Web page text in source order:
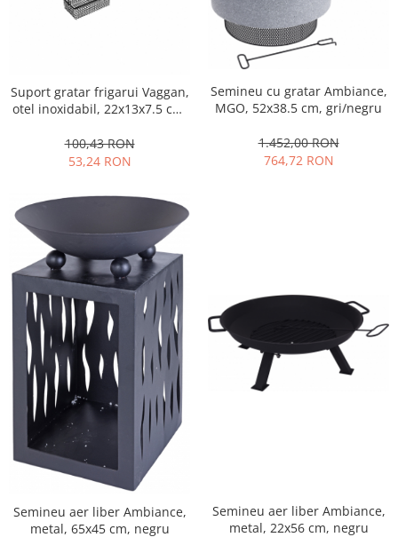
Suport gratar frigarui Vaggan,
otel inoxidabil, 22x13x7.5 cm,
100,43 RON
53,24 RON
Semineu cu gratar Ambiance,
MGO, 52x38.5 cm, gri/negru
1.452,00 RON
764,72 RON
Semineu aer liber Ambiance,
metal, 65x45 cm, negru
Semineu aer liber Ambiance,
metal, 22x56 cm, negru